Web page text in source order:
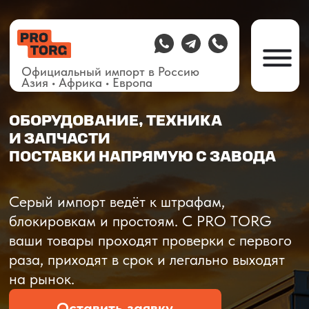
О компании Доставка из Китая
Официальный импорт в Россию
Азия • Африка • Европа
ОБОРУДОВАНИЕ, ТЕХНИКА
Рассчитать стоимость
Рассчитать стоимость
Серый импорт ведёт к штрафам,
блокировкам и простоям. C PRO TORG
ваши товары проходят проверки с первого
раза, приходят в срок и легально выходят
на рынок.
Оставить заявку